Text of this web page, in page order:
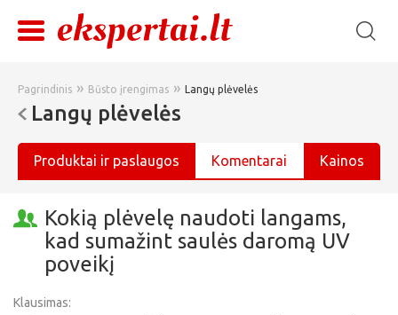
Pagrindinis » Būsto įrengimas » Langų plėvelės
Langų plėvelės
Produktai ir paslaugos Komentarai Kainos
Kokią plėvelę naudoti langams,
kad sumažint saulės daromą UV
poveikį
Klausimas: